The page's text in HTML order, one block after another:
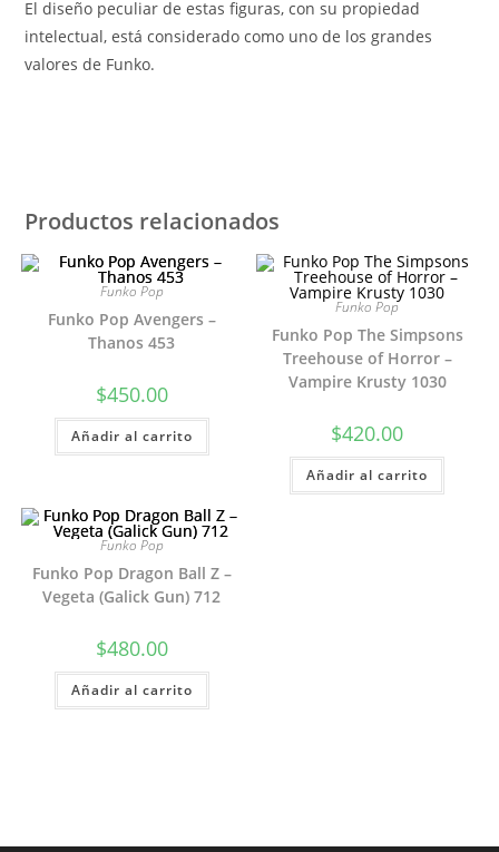
El diseño peculiar de estas figuras, con su propiedad
intelectual, está considerado como uno de los grandes
valores de Funko.
Productos relacionados
Funko Pop
Funko Pop Avengers –
Thanos 453
$450.00
Añadir al carrito
Funko Pop
Funko Pop The Simpsons
Treehouse of Horror –
Vampire Krusty 1030
$420.00
Añadir al carrito
Funko Pop
Funko Pop Dragon Ball Z –
Vegeta (Galick Gun) 712
$480.00
Añadir al carrito